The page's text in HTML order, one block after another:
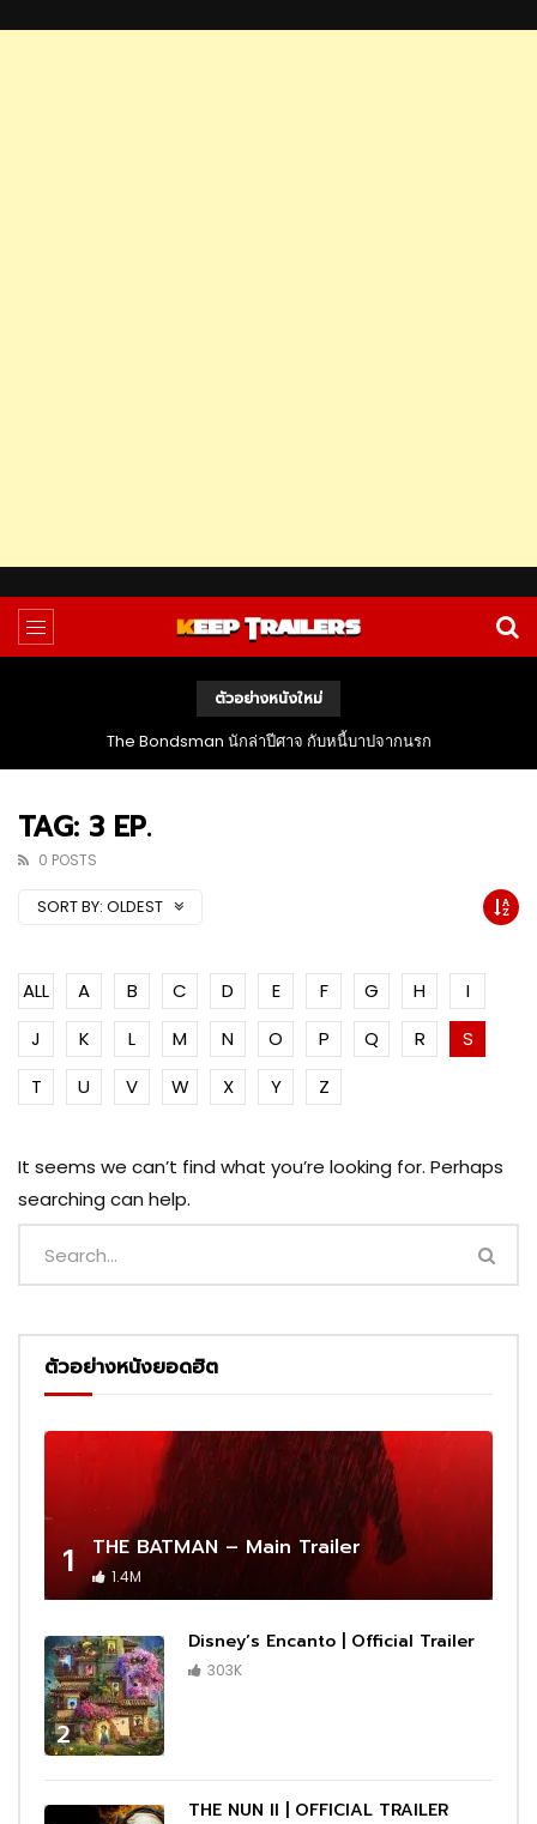
ตัวอย่างหนังใหม่
The Bondsman นักล่าปีศาจ กับหนี้บาปจากนรก
TAG: 3 EP.
0 POSTS
SORT BY: OLDEST
ALL A B C D E F G H
I
J
K L M N O P Q R
S
T
U V W X Y Z
It seems we can’t find what you’re looking for. Perhaps
searching can help.
ตัวอย่างหนังยอดฮิต
1 THE BATMAN – Main Trailer
1.4M
2
Disney’s Encanto | Official Trailer
303K
THE NUN II | OFFICIAL TRAILER